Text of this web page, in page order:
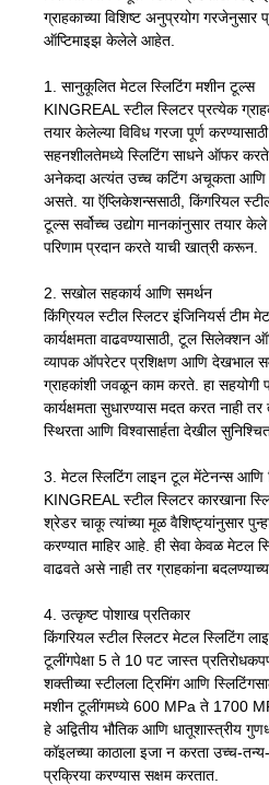
ग्राहकाच्या विशिष्ट अनुप्रयोग
ऑप्टिमाइझ केलेले आहेत.
1. सानुकूलित मेटल स्लिटिंग मशीन टूल्स
KINGREAL स्टील स्लिटर प्रत्येक
तयार केलेल्या विविध गरजा पूर्ण
सहनशीलतेमध्ये स्लिटिंग साधने ऑफर करते.
अनेकदा अत्यंत उच्च कटिंग अचूकता
असते. या ऍप्लिकेशन्ससाठी, किंगरियल
टूल्स सर्वोच्च उद्योग मानकांनुसार तयार
परिणाम प्रदान करते याची खात्री करून.
2. सखोल सहकार्य आणि समर्थन
किंग्रियल स्टील स्लिटर इंजिनियर्स टीम
कार्यक्षमता वाढवण्यासाठी, टूल सिलेक्शन
व्यापक ऑपरेटर प्रशिक्षण आणि देखभाल
ग्राहकांशी जवळून काम करते. हा सहयोगी
कार्यक्षमता सुधारण्यास मदत करत नाही तर
स्थिरता आणि विश्वासार्हता देखील
3. मेटल स्लिटिंग लाइन टूल मेंटेनन्स आणि
KINGREAL स्टील स्लिटर कारखाना
श्रेडर चाकू त्यांच्या मूळ वैशिष्ट्यांनुसार
करण्यात माहिर आहे. ही सेवा केवळ मेटल
वाढवते असे नाही तर ग्राहकांना
4. उत्कृष्ट पोशाख प्रतिकार
किंगरियल स्टील स्लिटर मेटल स्लिटिंग
टूलींगपेक्षा 5 ते 10 पट जास्त
शक्तीच्या स्टीलला ट्रिमिंग आणि
मशीन टूलींगमध्ये 600 MPa ते 1700
हे अद्वितीय भौतिक आणि धातूशास्त्रीय
कॉइलच्या काठाला इजा न करता उच्च-
प्रक्रिया करण्यास सक्षम करतात.